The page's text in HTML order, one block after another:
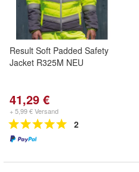
Result Soft Padded Safety
Jacket R325M NEU
41,29 €
+ 5,99 € Versand
2